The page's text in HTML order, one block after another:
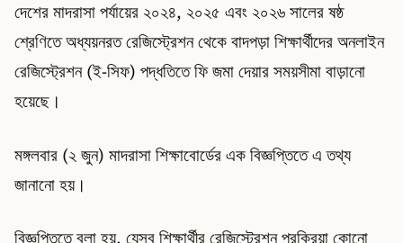
দেশের মাদরাসা পর্যায়ের ২০২৪, ২০২৫ এবং ২০২৬ সালের ষষ্ঠ
শ্রেণিতে অধ্যয়নরত রেজিস্ট্রেশন থেকে বাদপড়া শিক্ষার্থীদের অনলাইন
রেজিস্ট্রেশন (ই-সিফ) পদ্ধতিতে ফি জমা দেয়ার সময়সীমা বাড়ানো
হয়েছে।
মঙ্গলবার (২ জুন) মাদরাসা শিক্ষাবোর্ডের এক বিজ্ঞপ্তিতে এ তথ্য
জানানো হয়।
বিজ্ঞপ্তিতে বলা হয়, যেসব শিক্ষার্থীর রেজিস্ট্রেশন প্রক্রিয়া কোনো